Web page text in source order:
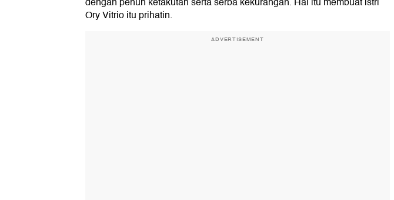
Ory Vitrio itu prihatin.
ADVERTISEMENT